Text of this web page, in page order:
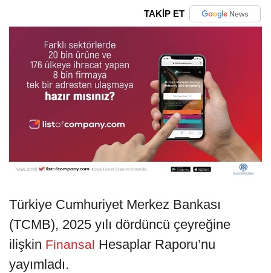
TAKİP ET
Türkiye Cumhuriyet Merkez Bankası
(TCMB), 2025 yılı dördüncü çeyreğine
ilişkin Finansal Hesaplar Raporu’nu
yayımladı.